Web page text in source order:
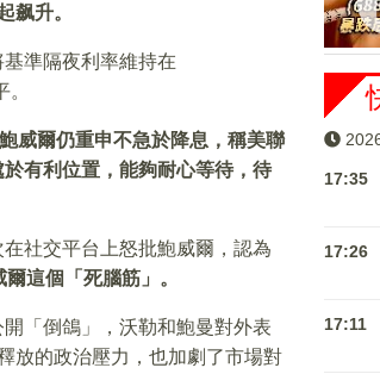
飙升。
準隔夜利率維持在
鮑威爾仍重申不急於降息，稱美聯
有利位置，能夠耐心等待，待
社交平台上怒批鮑威爾，認為
這個「死腦筋」。
「倒鴿」，沃勒和鮑曼對外表
放的政治壓力，也加劇了市場對
17:35
17:26
17:11